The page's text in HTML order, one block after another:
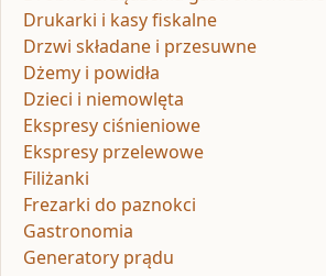
Drukarki i kasy fiskalne
Drzwi składane i przesuwne
Dżemy i powidła
Dzieci i niemowlęta
Ekspresy ciśnieniowe
Ekspresy przelewowe
Filiżanki
Frezarki do paznokci
Gastronomia
Generatory prądu